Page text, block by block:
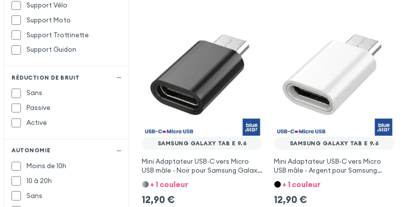
Support Vélo
Support Moto
Support Trottinette
Support Guidon
RÉDUCTION DE BRUIT
Sans
Passive
Active
AUTONOMIE
Moins de 10h
10 à 20h
Sans
SAMSUNG GALAXY TAB E 9.6
Mini Adaptateur USB-C vers Micro
USB mâle - Noir pour Samsung Galaxy
Tab E 9.6
+ 1 couleur
12,90 €
SAMSUNG GALAXY TAB E 9.6
Mini Adaptateur USB-C vers Micro
USB mâle - Argent pour Samsung
Galaxy Tab E 9.6
+ 1 couleur
12,90 €